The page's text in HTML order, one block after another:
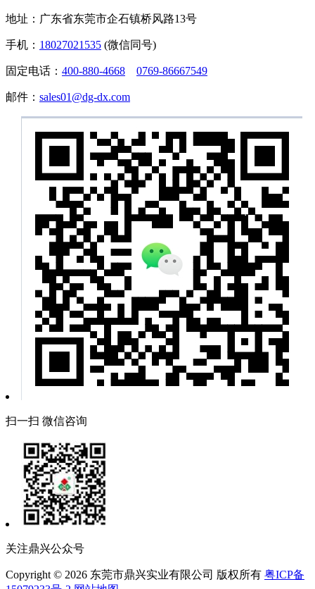
地址：广东省东莞市企石镇桥风路13号
手机： 18027021535 (微信同号)
固定电话： 400-880-4668 0769-86667549
邮件： sales01@dg-dx.com
扫一扫 微信咨询
关注鼎兴公众号
Copyright © 2026 东莞市鼎兴实业有限公司 版权所有 粤ICP备